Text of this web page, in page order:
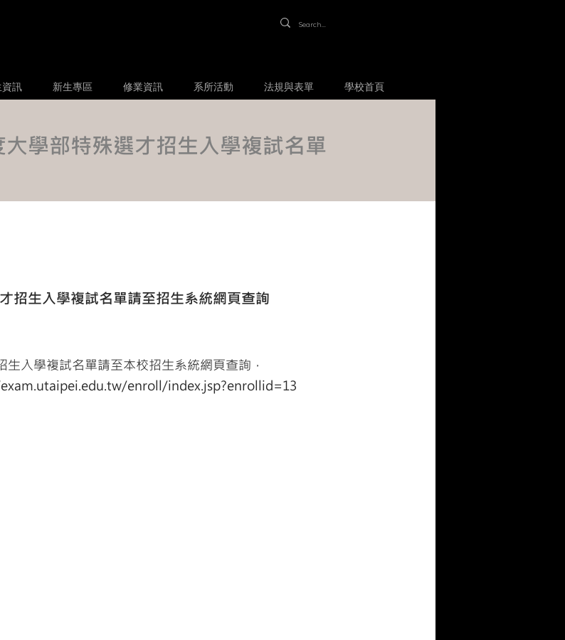
訊 新生專區 修業資訊 系所活動 法規與表單 學校首頁
學部特殊選才招生入學複試名單
招生入學複試名單請至招生系統網頁查詢
入學複試名單請至本校招生系統網頁查詢，
enroll/index.jsp?enrollid=13